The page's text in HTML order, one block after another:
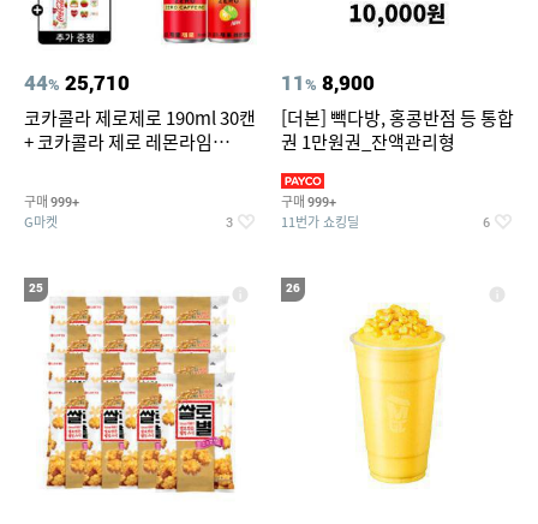
44% 25,710
코카콜라 제로제로 190ml 30캔
+ 코카콜라 제로 레몬라임
티커 세트
구매 999+
G마켓 3
11% 8,900
[더본] 빽다방, 홍콩반점 등 통합
권 1만원권_잔액관리형
구매 999+
11번가 쇼킹딜 6
25 26